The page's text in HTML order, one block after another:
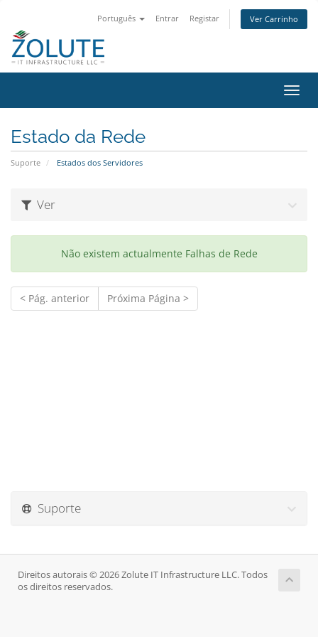
Português Entrar Registar Ver Carrinho
Estado da Rede
Suporte Estados dos Servidores
Ver
Não existem actualmente Falhas de Rede
< Pág. anterior Próxima Página >
Suporte
Direitos autorais © 2026 Zolute IT Infrastructure LLC. Todos
os direitos reservados.